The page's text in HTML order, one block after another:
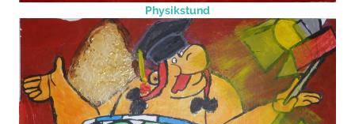
Physikstund